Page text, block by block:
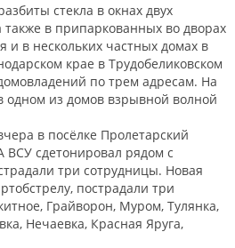
стекла в окнах двух
в припаркованных во дворах
и в нескольких частных домах в
крае в Трудобеликовском
по трем адресам. На
одном из домов взрывной волной
в посёлке Пролетарский
ВСУ сдетонировал рядом с
три сотрудницы. Новая
пострадали три
Грайворон, Муром, Тулянка,
Нечаевка, Красная Яруга,